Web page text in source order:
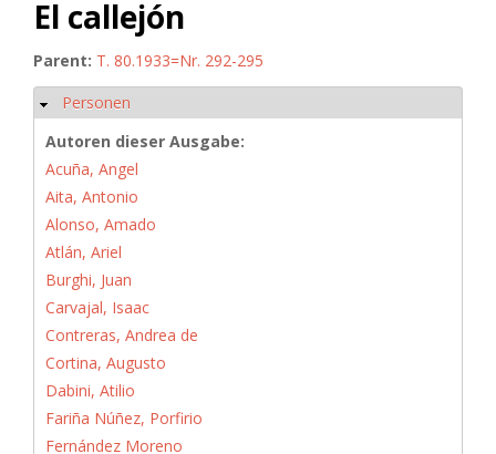
El callejón
Parent: T. 80.1933=Nr. 292-295
Hide
Personen
Autoren dieser Ausgabe:
Acuña, Angel
Aita, Antonio
Alonso, Amado
Atlán, Ariel
Burghi, Juan
Carvajal, Isaac
Contreras, Andrea de
Cortina, Augusto
Dabini, Atilio
Fariña Núñez, Porfirio
Fernández Moreno